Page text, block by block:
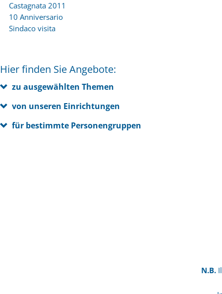
Castagnata 2011
10 Anniversario
Sindaco visita
Hier finden Sie Angebote:
zu ausgewählten Themen
von unseren Einrichtungen
für bestimmte Personengruppen
N.B.